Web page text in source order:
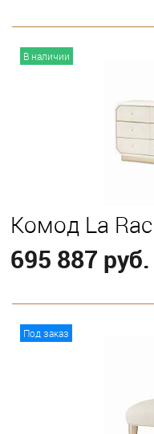
В наличии
Комод La
695 887 руб.
Под заказ